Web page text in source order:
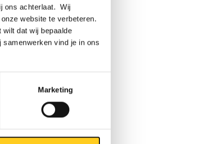
ons achterlaat. Wij
website te verbeteren.
dat wij bepaalde
samenwerken vind je in ons
Marketing